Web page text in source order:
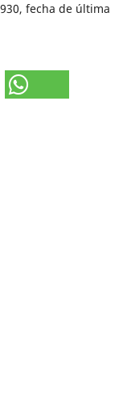
fecha de última